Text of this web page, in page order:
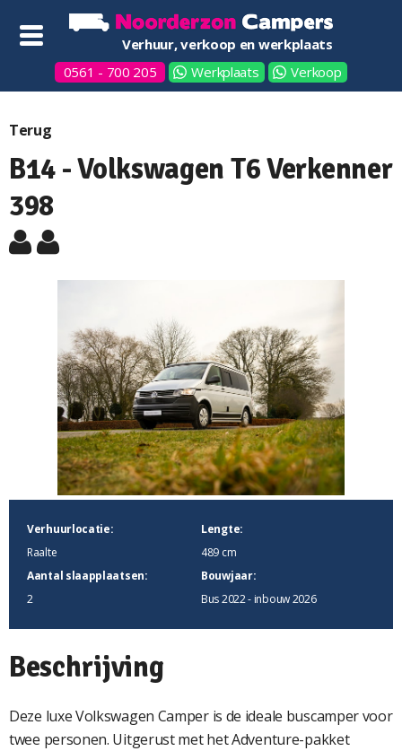
Verhuur, verkoop en werkplaats
0561 - 700 205
Werkplaats Verkoop
Terug
B14 - Volkswagen T6 Verkenner
398
Verhuurlocatie:
Raalte
Lengte:
489 cm
Aantal slaapplaatsen:
2
Bouwjaar:
Bus 2022 - inbouw 2026
Beschrijving
Deze luxe Volkswagen Camper is de ideale buscamper voor
twee personen. Uitgerust met het Adventure-pakket